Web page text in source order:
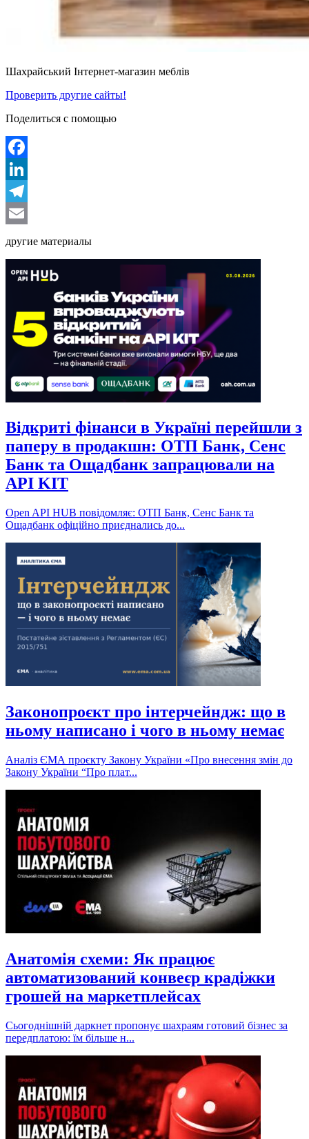
Шахрайський Інтернет-магазин меблів
Проверить другие сайты!
Поделиться с помощью
Facebook
LinkedIn
Telegram
другие материалы
Відкриті фінанси в Україні перейшли з
паперу в продакшн: ОТП Банк, Сенс
Банк та Ощадбанк запрацювали на
API KIT
Open API HUB повідомляє: ОТП Банк, Сенс Банк та
Ощадбанк офіційно приєднались до...
Законопроєкт про інтерчейндж: що в
ньому написано і чого в ньому немає
Аналіз ЄМА проєкту Закону України «Про внесення змін до
Закону України “Про плат...
Анатомія схеми: Як працює
автоматизований конвеєр крадіжки
грошей на маркетплейсах
Сьогоднішній даркнет пропонує шахраям готовий бізнес за
передплатою: їм більше н...